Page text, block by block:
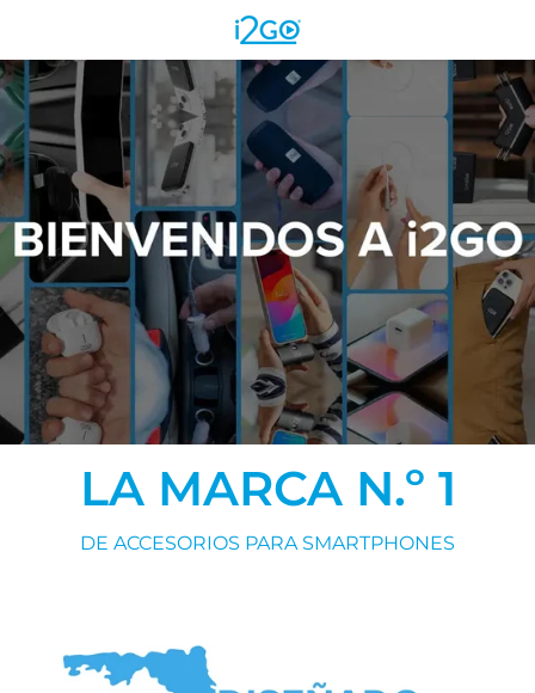
LA MARCA N.º 1
DE ACCESORIOS PARA SMARTPHONES